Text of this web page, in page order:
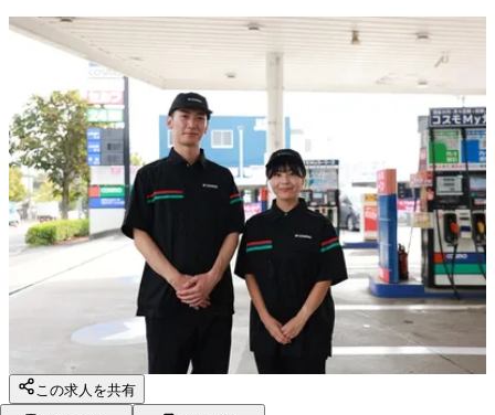
この求人を共有